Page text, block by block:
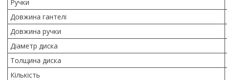
Ручки
Довжина гантелі
Довжина ручки
Діаметр диска
Толщина диска
Кількість